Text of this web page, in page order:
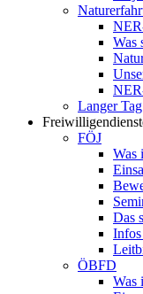
Was
Langer
FÖJ
Was
Das
ÖBFD
Was